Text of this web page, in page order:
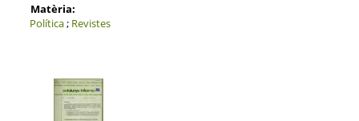
Matèria:
Política; Revistes